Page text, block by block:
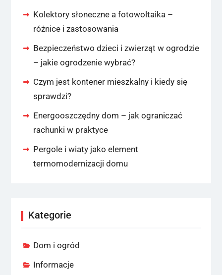
Kolektory słoneczne a fotowoltaika –
różnice i zastosowania
Bezpieczeństwo dzieci i zwierząt w ogrodzie
– jakie ogrodzenie wybrać?
Czym jest kontener mieszkalny i kiedy się
sprawdzi?
Energooszczędny dom – jak ograniczać
rachunki w praktyce
Pergole i wiaty jako element
termomodernizacji domu
Kategorie
Dom i ogród
Informacje